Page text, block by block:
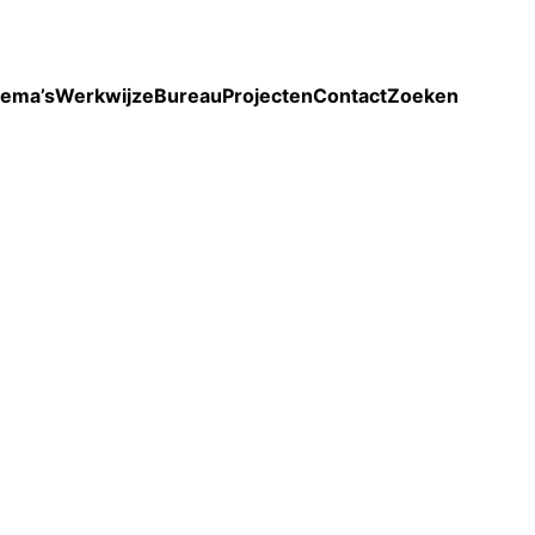
WerkwijzeBureauProjectenContactZoeken